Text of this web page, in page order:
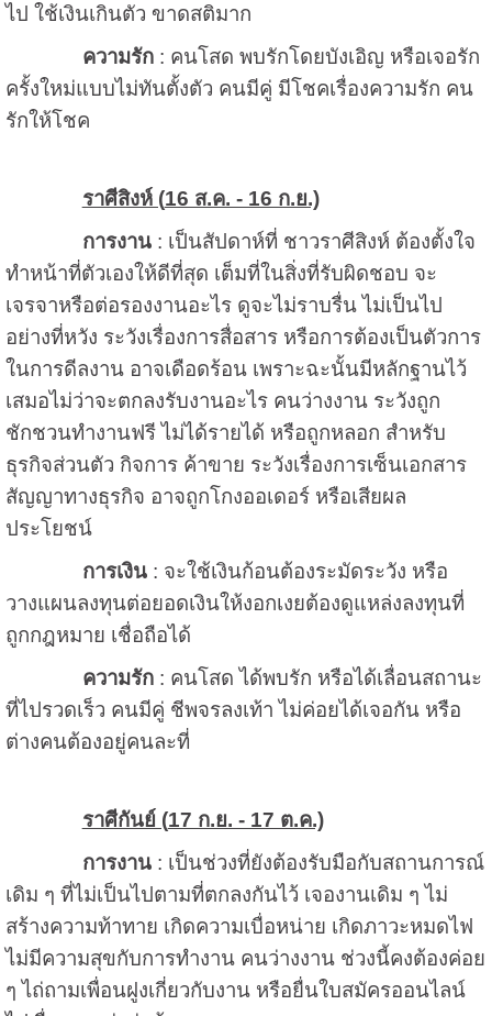
ไป ใช้เงินเกินตัว ขาดสติมาก
ความรัก: คนโสด พบรักโดยบังเอิญ หรือเจอรัก
ครั้งใหม่แบบไม่ทันตั้งตัว คนมีคู่ มีโชคเรื่องความรัก คน
รักให้โชค
ราศีสิงห์ (16 ส.ค. - 16 ก.ย.)
การงาน: เป็นสัปดาห์ที่ ชาวราศีสิงห์ ต้องตั้งใจ
ทำหน้าที่ตัวเองให้ดีที่สุด เต็มที่ในสิ่งที่รับผิดชอบ จะ
เจรจาหรือต่อรองงานอะไร ดูจะไม่ราบรื่น ไม่เป็นไป
อย่างที่หวัง ระวังเรื่องการสื่อสาร หรือการต้องเป็นตัวการ
ในการดีลงาน อาจเดือดร้อน เพราะฉะนั้นมีหลักฐานไว้
เสมอไม่ว่าจะตกลงรับงานอะไร คนว่างงาน ระวังถูก
ชักชวนทำงานฟรี ไม่ได้รายได้ หรือถูกหลอก สำหรับ
ธุรกิจส่วนตัว กิจการ ค้าขาย ระวังเรื่องการเซ็นเอกสาร
สัญญาทางธุรกิจ อาจถูกโกงออเดอร์ หรือเสียผล
ประโยชน์
การเงิน: จะใช้เงินก้อนต้องระมัดระวัง หรือ
วางแผนลงทุนต่อยอดเงินให้งอกเงยต้องดูแหล่งลงทุนที่
ถูกกฎหมาย เชื่อถือได้
ความรัก: คนโสด ได้พบรัก หรือได้เลื่อนสถานะ
ที่ไปรวดเร็ว คนมีคู่ ชีพจรลงเท้า ไม่ค่อยได้เจอกัน หรือ
ต่างคนต้องอยู่คนละที่
ราศีกันย์ (17 ก.ย. - 17 ต.ค.)
การงาน: เป็นช่วงที่ยังต้องรับมือกับสถานการณ์
เดิม ๆ ที่ไม่เป็นไปตามที่ตกลงกันไว้ เจองานเดิม ๆ ไม่
สร้างความท้าทาย เกิดความเบื่อหน่าย เกิดภาวะหมดไฟ
ไม่มีความสุขกับการทำงาน คนว่างงาน ช่วงนี้คงต้องค่อย
ๆ ไถ่ถามเพื่อนฝูงเกี่ยวกับงาน หรือยื่นใบสมัครออนไลน์